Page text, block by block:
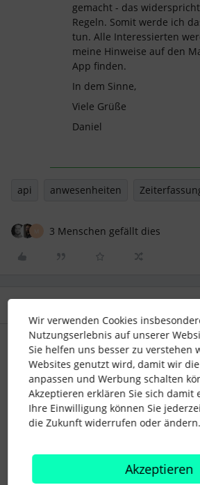
gemacht - das
Regeln. Somit werde ich
tun. Alle Interessierten
meine Hinweise auf den
App finden.
In dem Sinne,
Viele Grüße
Daniel
api anwesenheiten
3 Menschen gefällt dies
Andrea Mendoza
@SaskiaCeline,
momentan ist noch keine Integration mit
anderer User hat diese Idee bereits
sie gerne upvoten:
melde Dich gerne wieder bei mir!
Ich wünsche Dir einen tollen Tag 🌻.
Wir verwenden Cookies
Nutzungserlebnis auf unserer
Sie helfen uns besser zu verstehen
Websites genutzt wird, damit wir
anpassen und Werbung schalten
Akzeptieren erklären Sie sich damit
Ihre Einwilligung können Sie
die Zukunft widerrufen oder ändern.
Akzeptieren